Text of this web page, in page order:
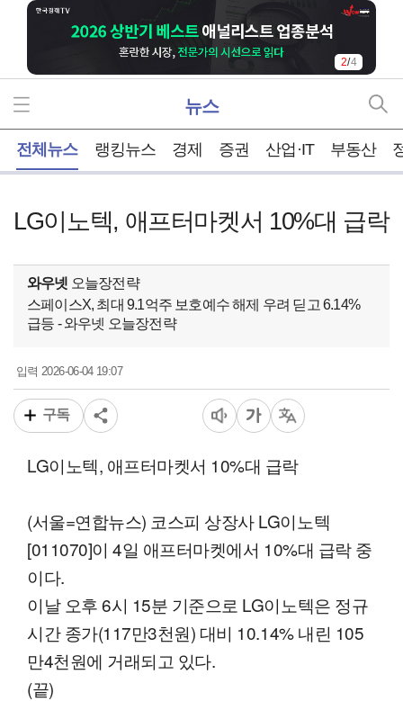
2/4
뉴스
전체뉴스 랭킹뉴스 경제 증권 산업·IT 부동산
LG이노텍, 애프터마켓서 10%대 급락
와우넷 오늘장전략
스페이스X, 최대 9.1억주 보호예수 해제 우려 딛고 6.14%
급등 - 와우넷 오늘장전략
입력 2026-06-04 19:07
구독
LG이노텍, 애프터마켓서 10%대 급락
(서울=연합뉴스) 코스피 상장사 LG이노텍
[011070]이 4일 애프터마켓에서 10%대 급락 중
이다.
이날 오후 6시 15분 기준으로 LG이노텍은 정규
시간 종가(117만3천원) 대비 10.14% 내린 105
만4천원에 거래되고 있다.
(끝)